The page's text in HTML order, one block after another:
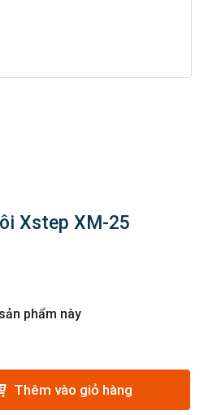
Xstep XM-25
phẩm này
Thêm vào giỏ hàng